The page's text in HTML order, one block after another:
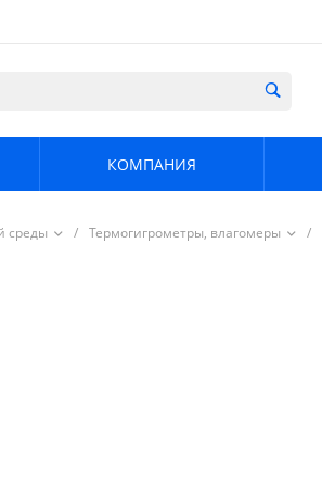
КОМПАНИЯ
среды / Термогигрометры, влагомеры /